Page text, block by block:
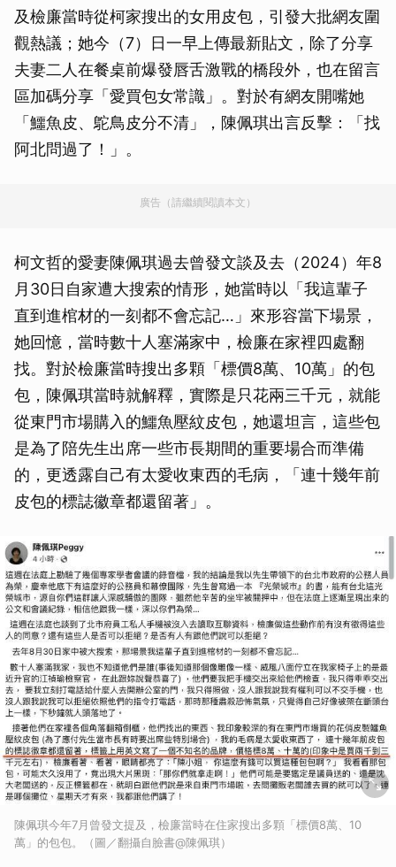
及檢廉當時從柯家搜出的女用皮包，引發大批網友圍
觀熱議；她今（7）日一早上傳最新貼文，除了分享
夫妻二人在餐桌前爆發唇舌激戰的橋段外，也在留言
區加碼分享「愛買包女常識」。對於有網友開嘴她
「鱷魚皮、鴕鳥皮分不清」，陳佩琪出言反擊：「找
阿北問過了！」。
廣告（請繼續閱讀本文）
柯文哲的愛妻陳佩琪過去曾發文談及去（2024）年8
月30日自家遭大搜索的情形，她當時以「我這輩子
直到進棺材的一刻都不會忘記…」來形容當下場景，
她回憶，當時數十人塞滿家中，檢廉在家裡四處翻
找。對於檢廉當時搜出多顆「標價8萬、10萬」的包
包，陳佩琪當時就解釋，實際是只花兩三千元，就能
從東門市場購入的鱷魚壓紋皮包，她還坦言，這些包
是為了陪先生出席一些市長期間的重要場合而準備
的，更透露自己有太愛收東西的毛病，「連十幾年前
皮包的標誌徽章都還留著」。
陳佩琪今年7月曾發文提及，檢廉當時在住家搜出多顆「標價8萬、10
萬」的包包。（圖／翻攝自臉書@陳佩琪）